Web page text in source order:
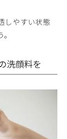
しやすい状態
洗顔料を